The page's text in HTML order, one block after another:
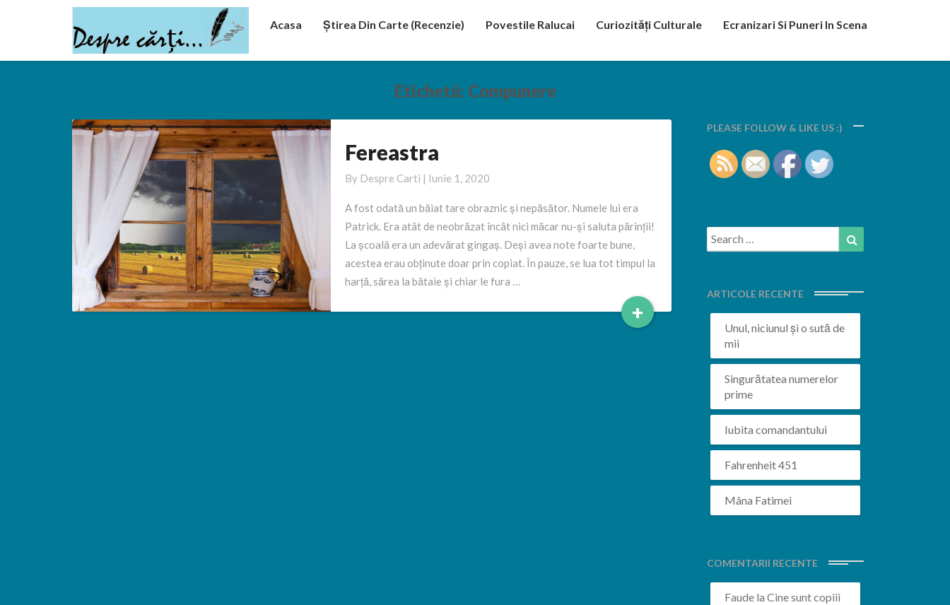
Acasa Știrea Din Carte (recenzie) Povestile Ralucai Curiozități Culturale Ecranizari Si Puneri In Scena
Etichetă: Compunere
Fereastra
Fereastra
By Despre Carti | Iunie 1, 2020
A fost odată un băiat tare obraznic și nepăsător. Numele lui era
Patrick. Era atât de neobrăzat încât nici măcar nu-și saluta părinții!
La școală era un adevărat gingaș. Deși avea note foarte bune,
acestea erau obținute doar prin copiat. În pauze, se lua tot timpul la
harță, sărea la bătaie și chiar le fura …
+Read
More
PLEASE FOLLOW & LIKE US :)
Search
for:
ARTICOLE RECENTE
Unul, niciunul și o sută de
mii
Singurătatea numerelor
prime
Iubita comandantului
Fahrenheit 451
Mâna Fatimei
COMENTARII RECENTE
Faudela Cine sunt copiii